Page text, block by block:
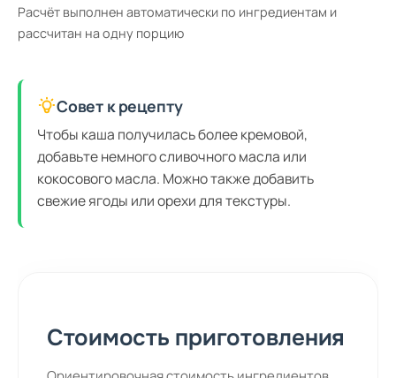
Расчёт выполнен автоматически по ингредиентам и
рассчитан на одну порцию
Совет к рецепту
Чтобы каша получилась более кремовой,
добавьте немного сливочного масла или
кокосового масла. Можно также добавить
свежие ягоды или орехи для текстуры.
Стоимость приготовления